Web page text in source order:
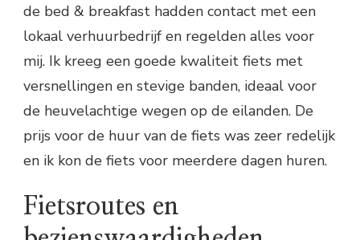
de bed & breakfast hadden contact met een
lokaal verhuurbedrijf en regelden alles voor
mij. Ik kreeg een goede kwaliteit fiets met
versnellingen en stevige banden, ideaal voor
de heuvelachtige wegen op de eilanden. De
prijs voor de huur van de fiets was zeer redelijk
en ik kon de fiets voor meerdere dagen huren.
Fietsroutes en